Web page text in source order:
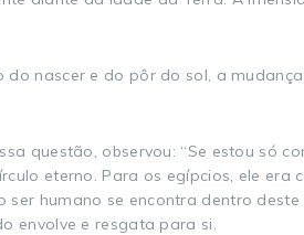
nascer e do pôr do sol, a
questão, observou: “Se estou só
eterno. Para os egípcios, ele era
ser humano se encontra dentro
envolve e resgata para si.